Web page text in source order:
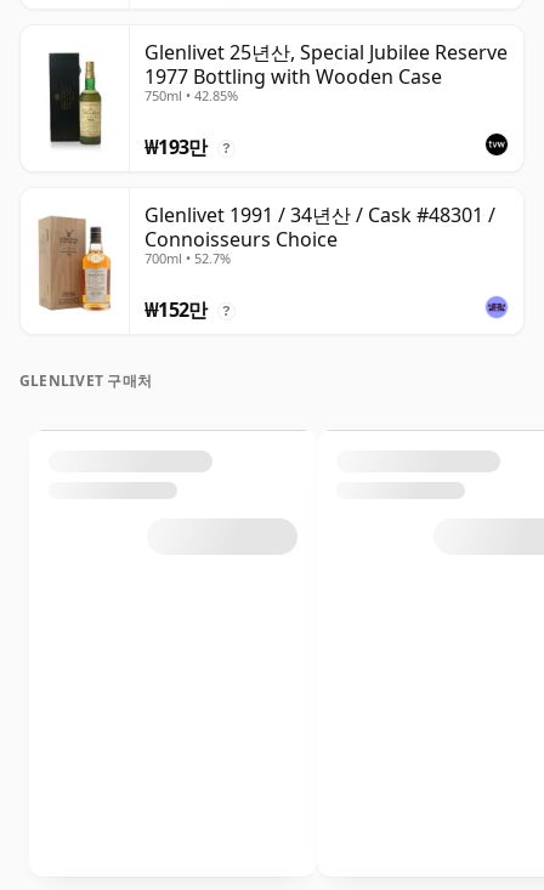
Glenlivet 25년산, Special Jubilee Reserve
1977 Bottling with Wooden Case
750ml • 42.85%
₩193만 ?
Glenlivet 1991 / 34년산 / Cask #48301 /
Connoisseurs Choice
700ml • 52.7%
₩152만 ?
GLENLIVET 구매처